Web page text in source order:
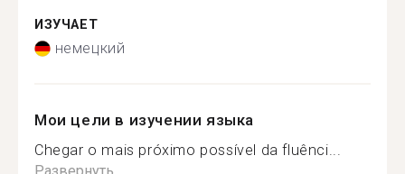
ИЗУЧАЕТ
немецкий
Мои цели в изучении языка
Chegar o mais próximo possível da fluênci...